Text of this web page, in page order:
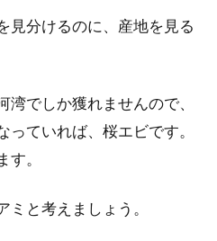
見分けるのに、産地を見る
でしか獲れませんので、
ていれば、桜エビです。
す。
と考えましょう。